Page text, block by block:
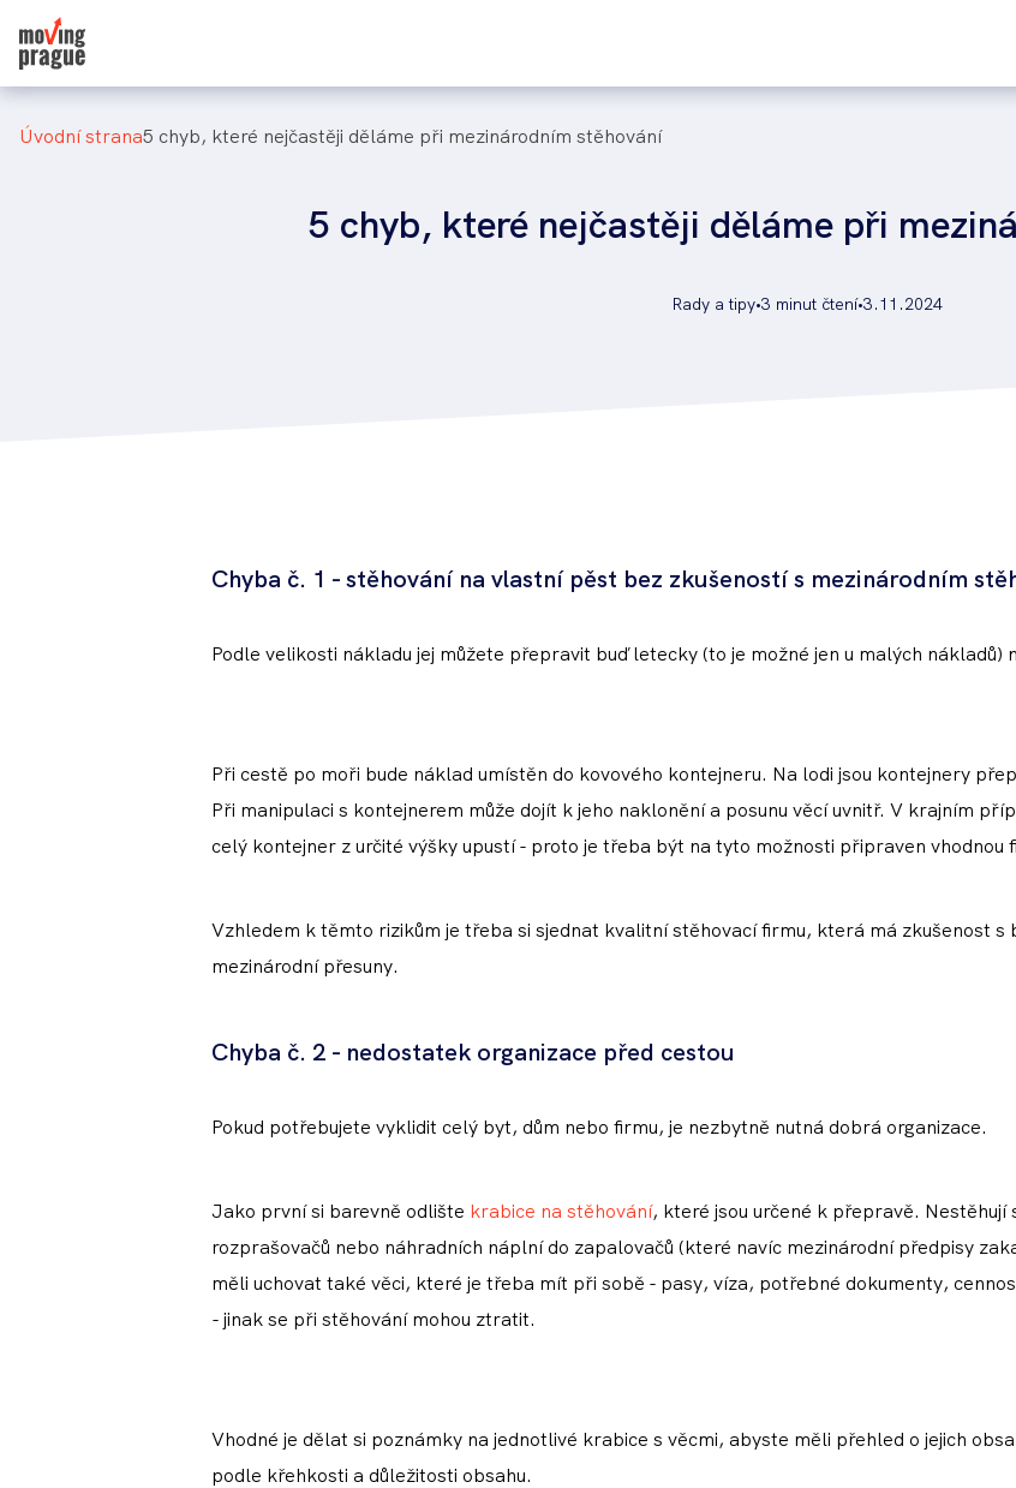
hlavnímu
obsahu
736 625 777
Drobečková
úvodní strana 5 chyb, které nejčastěji děláme při mezinárodním stěhování
5 chyb, které nejčastěji děláme při
Rady a tipy•3 minut čtení•3.11.2024
Chyba č. 1 - stěhování na vlastní pěst bez zkušeností s mezinárodním
Podle velikosti nákladu jej můžete přepravit buď letecky (to je možné jen u malých nákladů)
Při cestě po moři bude náklad umístěn do kovového kontejneru. Na lodi jsou kontejnery
Při manipulaci s kontejnerem může dojít k jeho naklonění a posunu věcí uvnitř. V krajním
celý kontejner z určité výšky upustí - proto je třeba být na tyto možnosti připraven vhodnou
Vzhledem k těmto rizikům je třeba si sjednat kvalitní stěhovací firmu, která má zkušenost
mezinárodní přesuny.
Chyba č. 2 - nedostatek organizace před cestou
Pokud potřebujete vyklidit celý byt, dům nebo firmu, je nezbytně nutná dobrá organizace.
Jako první si barevně odlište krabice na stěhování, které jsou určené k přepravě.
rozprašovačů nebo náhradních náplní do zapalovačů (které navíc mezinárodní předpisy
měli uchovat také věci, které je třeba mít při sobě - pasy, víza, potřebné dokumenty,
- jinak se při stěhování mohou ztratit.
Vhodné je dělat si poznámky na jednotlivé krabice s věcmi, abyste měli přehled o jejich
podle křehkosti a důležitosti obsahu.